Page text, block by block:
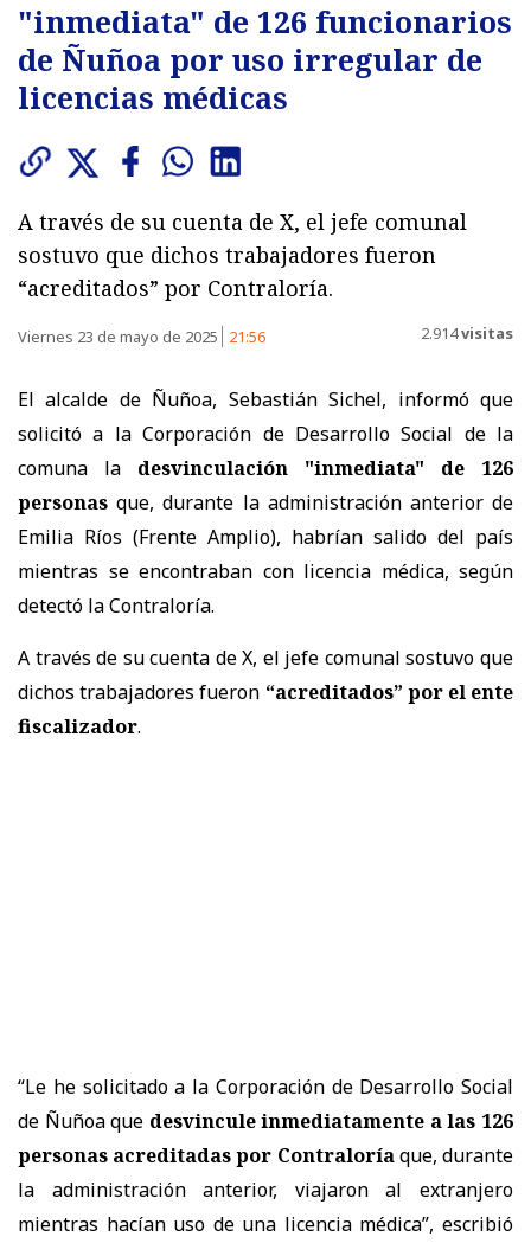
"inmediata" de 126 funcionarios
de Ñuñoa por uso irregular de
licencias médicas
A través de su cuenta de X, el jefe comunal
sostuvo que dichos trabajadores fueron
“acreditados” por Contraloría.
Viernes 23 de mayo de 2025 21:56 2.914visitas
El alcalde de Ñuñoa, Sebastián Sichel, informó que
solicitó a la Corporación de Desarrollo Social de la
comuna la desvinculación "inmediata" de 126
personas que, durante la administración anterior de
Emilia Ríos (Frente Amplio), habrían salido del país
mientras se encontraban con licencia médica, según
detectó la Contraloría.
A través de su cuenta de X, el jefe comunal sostuvo que
dichos trabajadores fueron “acreditados” por el ente
fiscalizador.
“Le he solicitado a la Corporación de Desarrollo Social
de Ñuñoa que desvincule inmediatamente a las 126
personas acreditadas por Contraloríaque, durante
la administración anterior, viajaron al extranjero
mientras hacían uso de una licencia médica”, escribió